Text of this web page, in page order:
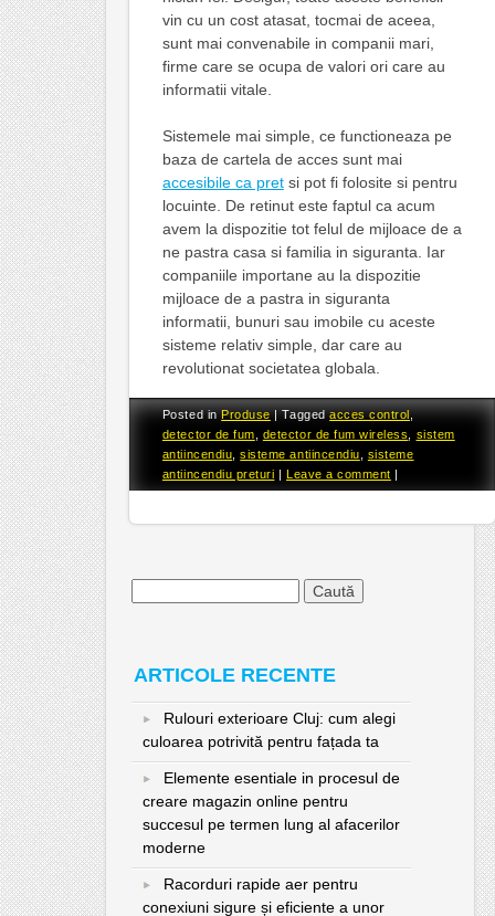
vin cu un cost atasat, tocmai de aceea,
sunt mai convenabile in companii mari,
firme care se ocupa de valori ori care au
informatii vitale.
Sistemele mai simple, ce functioneaza pe
baza de cartela de acces sunt mai
accesibile ca pretsi pot fi folosite si pentru
locuinte. De retinut este faptul ca acum
avem la dispozitie tot felul de mijloace de a
ne pastra casa si familia in siguranta. Iar
companiile importane au la dispozitie
mijloace de a pastra in siguranta
informatii, bunuri sau imobile cu aceste
sisteme relativ simple, dar care au
revolutionat societatea globala.
Posted inProduse |Taggedacces control,
detector de fum
detector de fum wireless
sistem
antiincendiu ,sisteme antiincendiu
sisteme
antiincendiu preturi |Leave a comment |
ARTICOLE RECENTE
Rulouri exterioare Cluj: cum alegi
culoarea potrivită pentru fațada ta
Elemente esentiale in procesul de
creare magazin online pentru
succesul pe termen lung al afacerilor
moderne
Racorduri rapide aer pentru
conexiuni sigure și eficiente a unor